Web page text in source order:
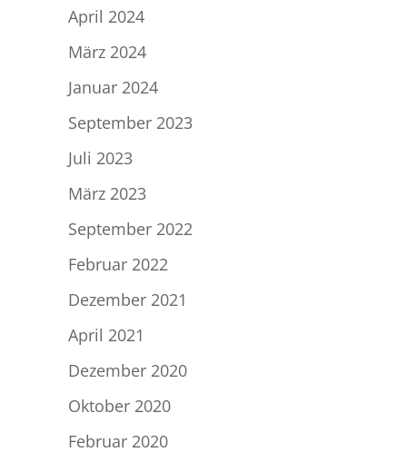
April 2024
März 2024
Januar 2024
September 2023
Juli 2023
März 2023
September 2022
Februar 2022
Dezember 2021
April 2021
Dezember 2020
Oktober 2020
Februar 2020